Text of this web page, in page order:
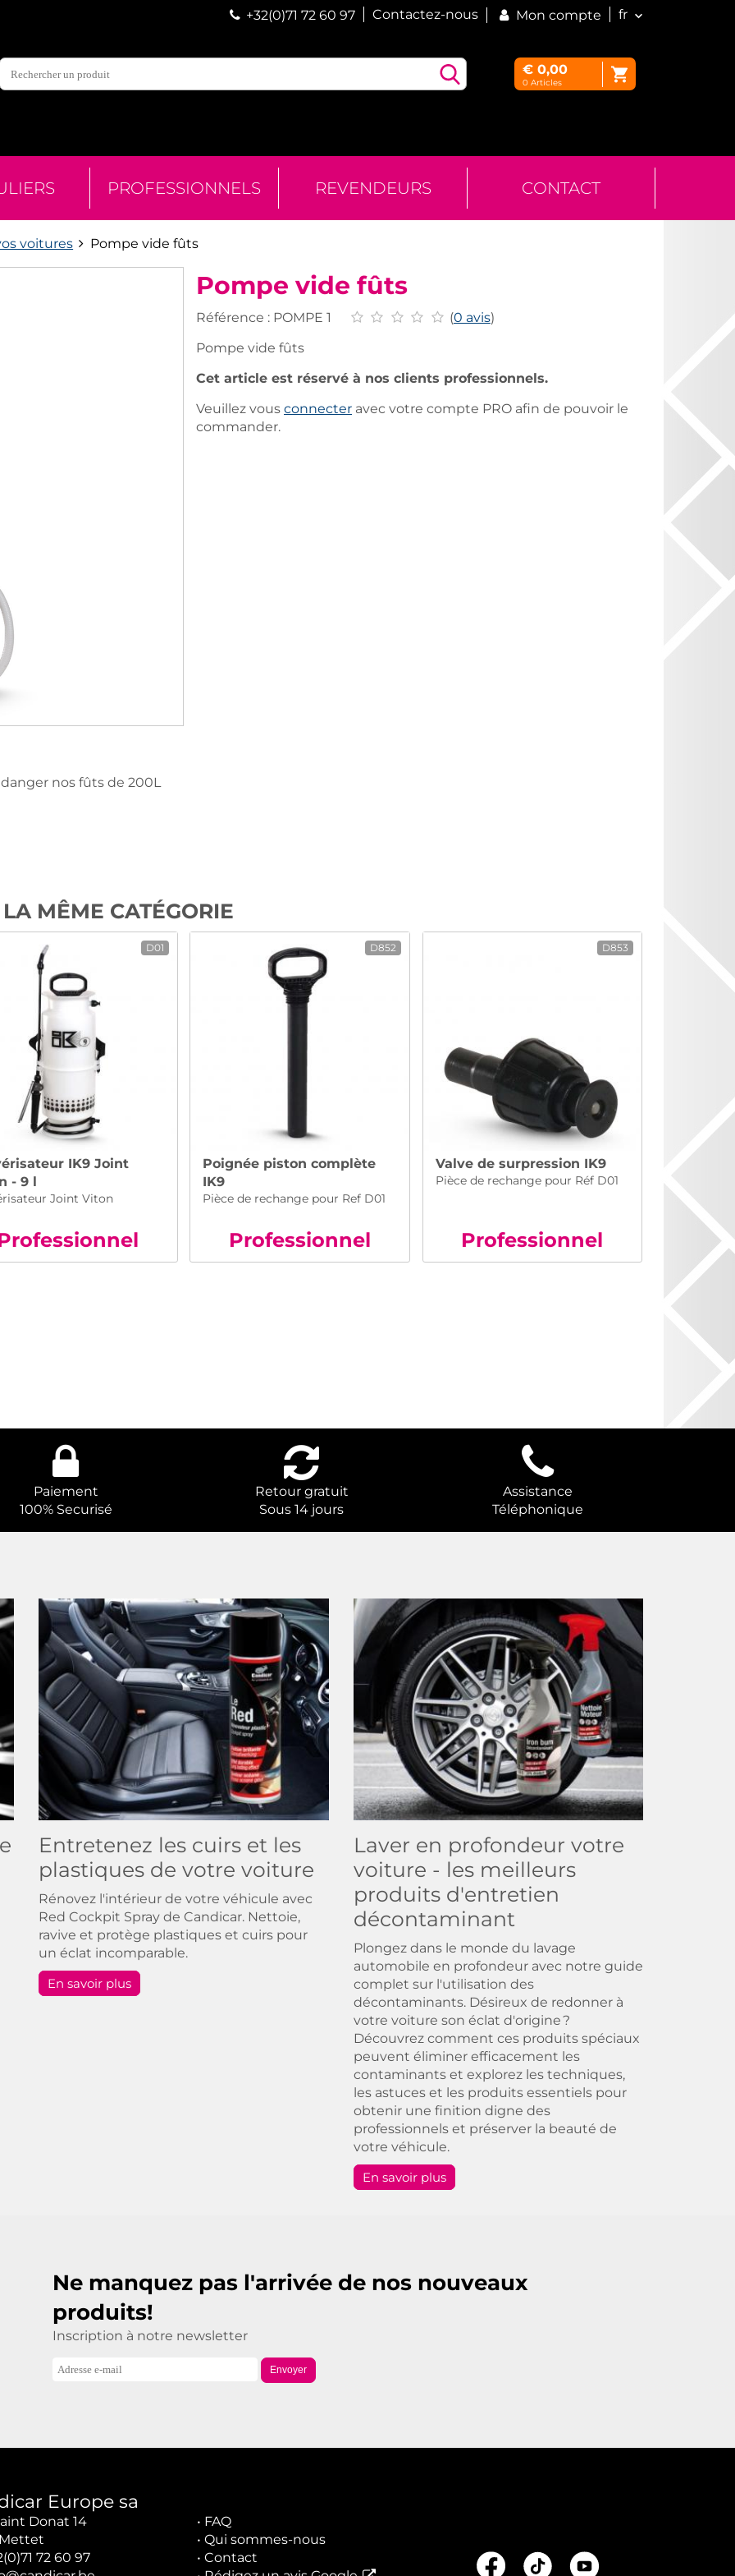
€ 0,00
0 Articles
fr
Mon compte
Contactez-nous
+32(0)71 72 60 97
PROFESSIONNELS REVENDEURS CONTACT
voitures Pompe vide fûts
Pompe vide fûts
Référence : POMPE 1 (0 avis)
Pompe vide fûts
Cet article est réservé à nos clients professionnels.
Veuillez vous connecter avec votre compte PRO afin de pouvoir le
commander.
nos fûts de 200L
MÊME CATÉGORIE
D01
IK9 Joint
- 9 l
Joint Viton
fessionnel
D852
Poignée piston complète
IK9
Pièce de rechange pour Ref D01
Professionnel
D853
Valve de surpression IK9
Pièce de rechange pour Réf D01
Professionnel
Paiement
100% Securisé
Retour gratuit
Sous 14 jours
Assistance
Téléphonique
Entretenez les cuirs et les
plastiques de votre voiture
Rénovez l'intérieur de votre véhicule avec
Red Cockpit Spray de Candicar. Nettoie,
ravive et protège plastiques et cuirs pour
un éclat incomparable.
En savoir plus
Laver en profondeur votre
voiture - les meilleurs
produits d'entretien
décontaminant
Plongez dans le monde du lavage
automobile en profondeur avec notre guide
complet sur l'utilisation des
décontaminants. Désireux de redonner à
votre voiture son éclat d'origine ?
Découvrez comment ces produits spéciaux
peuvent éliminer efficacement les
contaminants et explorez les techniques,
les astuces et les produits essentiels pour
obtenir une finition digne des
professionnels et préserver la beauté de
votre véhicule.
En savoir plus
Ne manquez pas l'arrivée de nos nouveaux
produits!
Inscription à notre newsletter
Envoyer
Europe sa
Donat 14
72 60 97
• FAQ
• Qui sommes-nous
• Contact